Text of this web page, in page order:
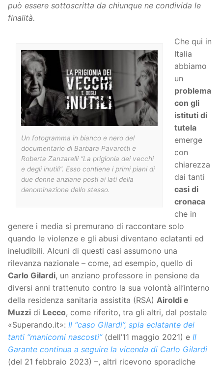
può essere sottoscritta da chiunque ne condivida le
finalità.
Un fotogramma in bianco e nero del
documentario di Barbara Pavarotti e
Roberta Zanzarelli “La prigionia dei vecchi
e degli inutili”. Esso contiene i primi piani di
due donne anziane posti ai lati della
denominazione dello stesso.
Che qui in
Italia
abbiamo
un
problema
con gli
istituti di
tutela
emerge
con
chiarezza
dai tanti
casi di
cronaca
che in
genere i media si premurano di raccontare solo
quando le violenze e gli abusi diventano eclatanti ed
ineludibili. Alcuni di questi casi assumono una
rilevanza nazionale – come, ad esempio, quello di
Carlo Gilardi, un anziano professore in pensione da
diversi anni trattenuto contro la sua volontà all’interno
della residenza sanitaria assistita (RSA) Airoldi e
Muzzi di Lecco, come riferito, tra gli altri, dal postale
«Superando.it»: Il “caso Gilardi”, spia eclatante dei
tanti “manicomi nascosti”(dell’11 maggio 2021) e Il
Garante continua a seguire la vicenda di Carlo Gilardi
(del 21 febbraio 2023) –, altri ricevono sporadiche